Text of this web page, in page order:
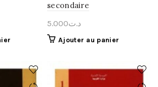
secondaire
د.ت5.000
Ajouter au panier